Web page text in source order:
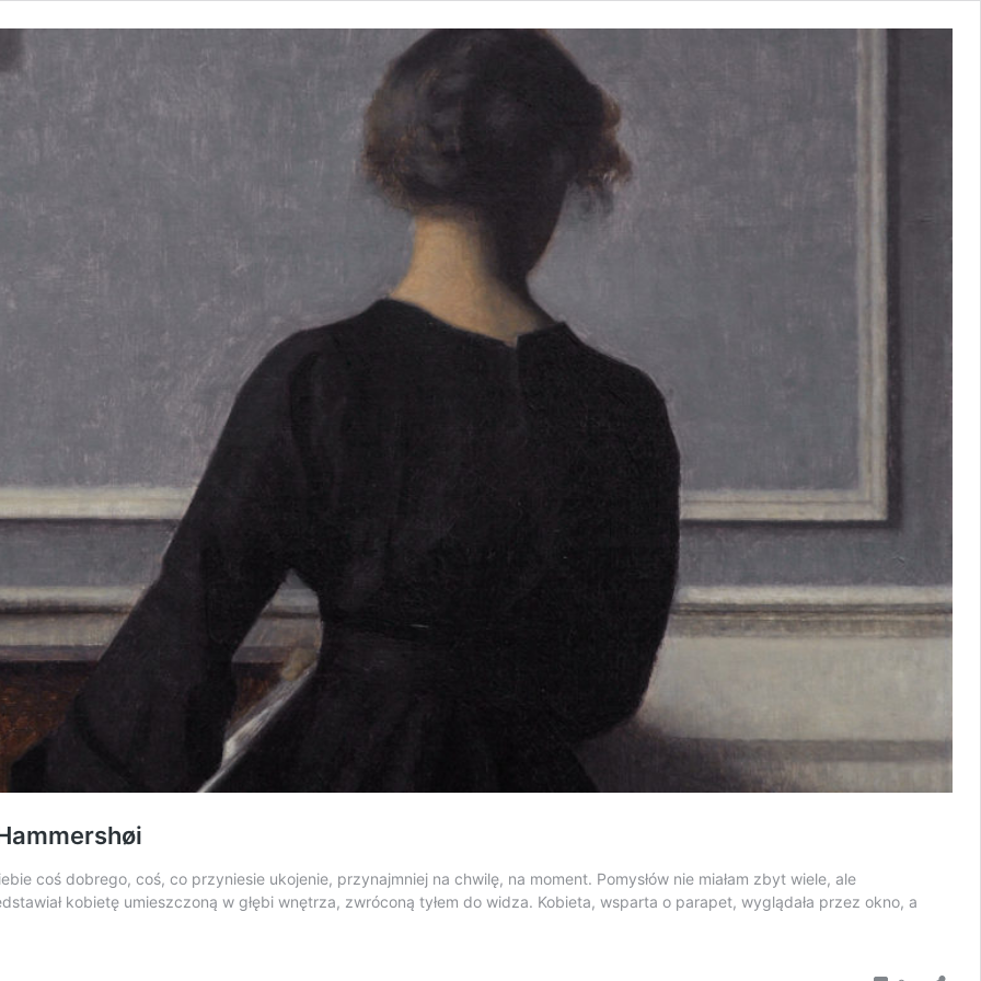
coś dobrego, coś, co przyniesie ukojenie, przynajmniej na chwilę, na moment. Pomysłów nie miałam zbyt wiele, ale
kobietę umieszczoną w głębi wnętrza, zwróconą tyłem do widza. Kobieta, wsparta o parapet, wyglądała przez okno, a